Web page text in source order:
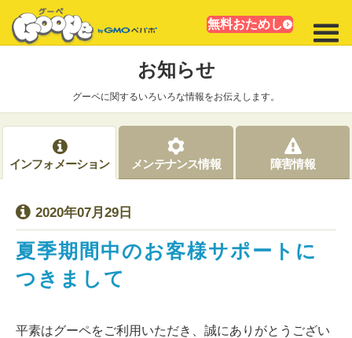
無料おためし
お知らせ
グーペに関するいろいろな情報をお伝えします。
インフォメーション メンテナンス情報 障害情報
2020年07月29日
夏季期間中のお客様サポートに
つきまして
平素はグーペをご利用いただき、誠にありがとうござい